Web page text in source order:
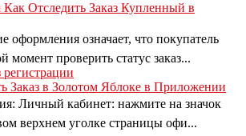
Как Отследить Заказ Купленный в
оформления означает, что покупатель
момент проверить статус заказ...
Заказ в Золотом Яблоке в Приложении
Личный кабинет: нажмите на значок
верхнем уголке страницы офи...